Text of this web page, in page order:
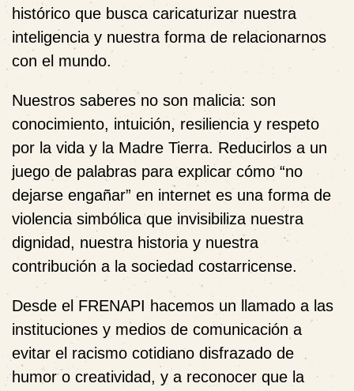
histórico que busca caricaturizar nuestra
inteligencia y nuestra forma de relacionarnos
con el mundo.
Nuestros saberes no son malicia: son
conocimiento, intuición, resiliencia y respeto
por la vida y la Madre Tierra. Reducirlos a un
juego de palabras para explicar cómo “no
dejarse engañar” en internet es una forma de
violencia simbólica que invisibiliza nuestra
dignidad, nuestra historia y nuestra
contribución a la sociedad costarricense.
Desde el FRENAPI hacemos un llamado a las
instituciones y medios de comunicación a
evitar el racismo cotidiano disfrazado de
humor o creatividad, y a reconocer que la